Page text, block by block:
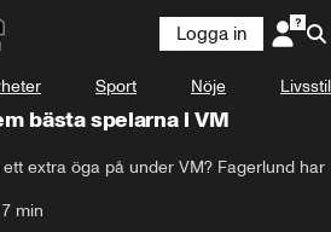
Logga in
Sport Nöje Livsstil
bästa spelarna i VM
extra öga på under VM? Fagerlund har
7 min